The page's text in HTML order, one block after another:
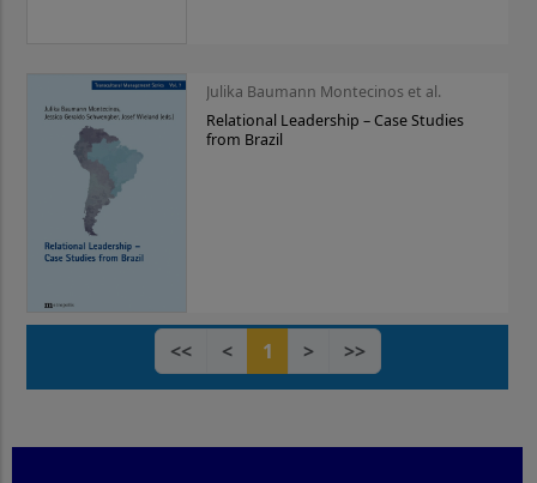
Julika Baumann Montecinos et al.
Relational Leadership – Case Studies
from Brazil
<< < 1 > >>